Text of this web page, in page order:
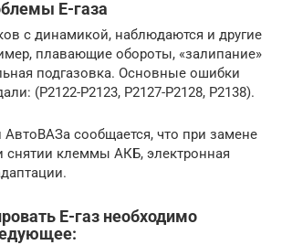
Е-газа
с динамикой, наблюдаются и другие
плавающие обороты, «залипание»
подгазовка. Основные ошибки
(Р2122-Р2123, Р2127-Р2128, Р2138).
сообщается, что при замене
снятии клеммы АКБ, электронная
Е-газ необходимо